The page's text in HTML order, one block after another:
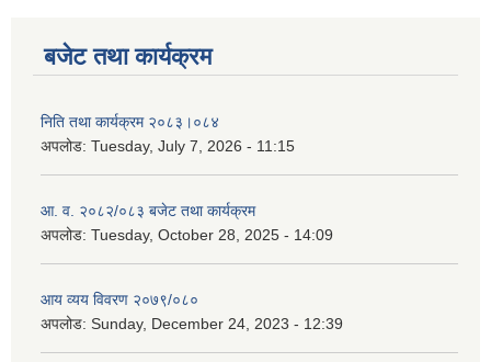
बजेट तथा कार्यक्रम
निति तथा कार्यक्रम २०८३।०८४
अपलोड: Tuesday, July 7, 2026 - 11:15
आ. व. २०८२/०८३ बजेट तथा कार्यक्रम
अपलोड: Tuesday, October 28, 2025 - 14:09
आय व्यय विवरण २०७९/०८०
अपलोड: Sunday, December 24, 2023 - 12:39